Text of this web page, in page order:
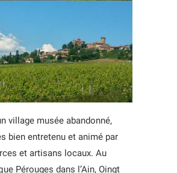
village musée abandonné,
bien entretenu et animé par
et artisans locaux. Au
Pérouges dans l’Ain, Oingt